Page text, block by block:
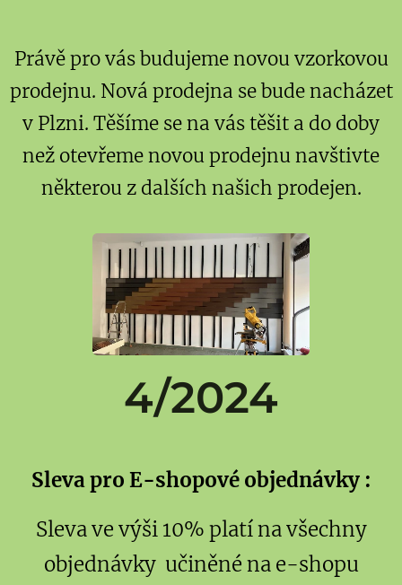
Právě pro vás budujeme novou vzorkovou
prodejnu. Nová prodejna se bude nacházet
v Plzni. Těšíme se na vás těšit a do doby
než otevřeme novou prodejnu navštivte
některou z dalších našich prodejen.
4/2024
Sleva pro E-shopové objednávky :
Sleva ve výši 10% platí na všechny
objednávky učiněné na e-shopu